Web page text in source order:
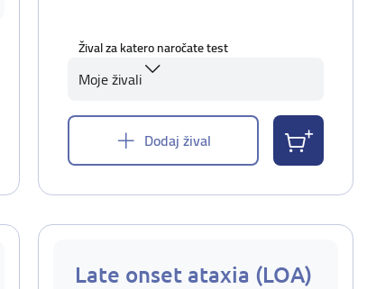
Žival za katero naročate test
Moje živali
Dodaj žival
Late onset ataxia (LOA)